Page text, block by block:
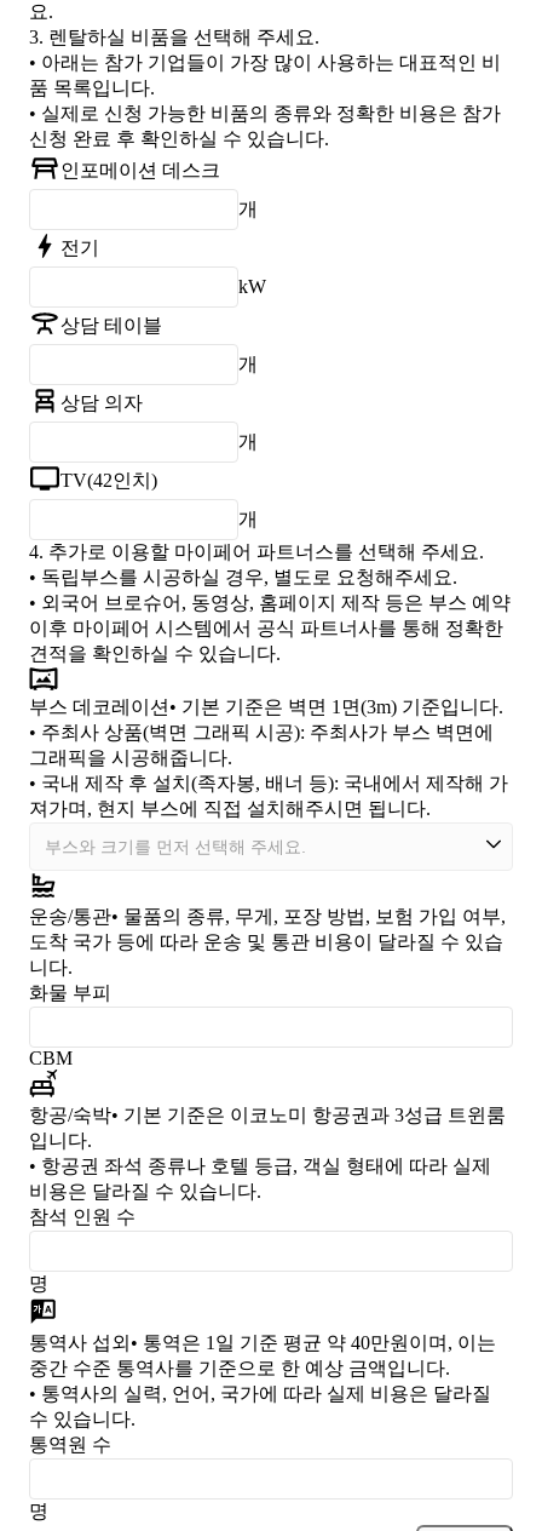
요.
3. 렌탈하실 비품을 선택해 주세요.
• 아래는 참가 기업들이 가장 많이 사용하는 대표적인 비
품 목록입니다.
• 실제로 신청 가능한 비품의 종류와 정확한 비용은 참가
신청 완료 후 확인하실 수 있습니다.
인포메이션 데스크
개
전기
kW
상담 테이블
개
상담 의자
개
TV(42인치)
개
4. 추가로 이용할 마이페어 파트너스를 선택해 주세요.
• 독립부스를 시공하실 경우, 별도로 요청해주세요.
• 외국어 브로슈어, 동영상, 홈페이지 제작 등은 부스 예약
이후 마이페어 시스템에서 공식 파트너사를 통해 정확한
견적을 확인하실 수 있습니다.
부스 데코레이션 • 기본 기준은 벽면 1면(3m) 기준입니다.
• 주최사 상품(벽면 그래픽 시공): 주최사가 부스 벽면에
그래픽을 시공해줍니다.
• 국내 제작 후 설치(족자봉, 배너 등): 국내에서 제작해 가
져가며, 현지 부스에 직접 설치해주시면 됩니다.
운송/통관• 물품의 종류, 무게, 포장 방법, 보험 가입 여부,
도착 국가 등에 따라 운송 및 통관 비용이 달라질 수 있습
니다.
화물 부피
CBM
항공/숙박• 기본 기준은 이코노미 항공권과 3성급 트윈룸
입니다.
• 항공권 좌석 종류나 호텔 등급, 객실 형태에 따라 실제
비용은 달라질 수 있습니다.
참석 인원 수
명
통역사 섭외 • 통역은 1일 기준 평균 약 40만원이며, 이는
중간 수준 통역사를 기준으로 한 예상 금액입니다.
• 통역사의 실력, 언어, 국가에 따라 실제 비용은 달라질
수 있습니다.
통역원 수
명